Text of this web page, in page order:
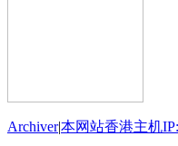
Archiver|本网站香港主机